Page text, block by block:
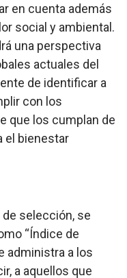
en cuenta además
social y ambiental.
una perspectiva
actuales del
de identificar a
con los
que los cumplan de
el bienestar
selección, se
“Índice de
administra a los
a aquellos que